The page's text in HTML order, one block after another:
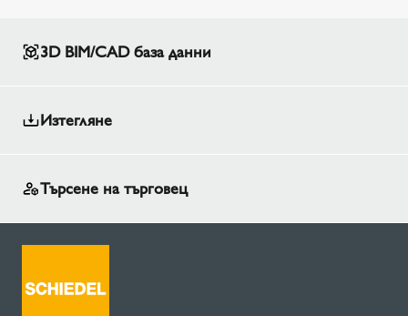
3D BIM/CAD база данни
Изтегляне
Търсене на търговец